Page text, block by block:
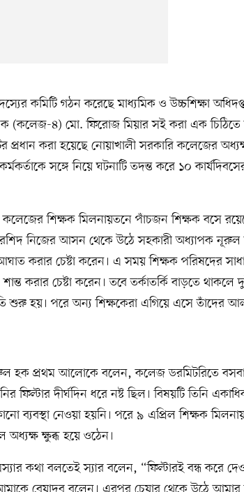
কমিটি গঠন করেছে মাধ্যমিক ও উচ্চশিক্ষা
(কলেজ-৪) মো. ফিরোজ মিয়ার সই করা এক চিঠিতে
প্রধান করা হয়েছে নোয়াখালী সরকারি কলেজের
সঙ্গে নিয়ে ঘটনাটি তদন্ত করে ১০
কলেজের শিক্ষক মিলনায়তনে পাঁচজন শিক্ষক বসে
রশিদ নিজের আসন থেকে উঠে সহকারী অধ্যাপক
করার চেষ্টা করেন। এ সময় শিক্ষক পরিষদের
করার চেষ্টা করেন। তবে তর্কাতর্কি বাড়তে থাকলে
শুরু হয়। পরে অন্য শিক্ষকেরা এগিয়ে এসে তাঁদের
হক প্রথম আলোকে বলেন, কলেজ ডরমিটরিতে
ফিল্টার দীর্ঘদিন ধরে নষ্ট ছিল। বিষয়টি তিনি
ব্যবস্থা নেওয়া হয়নি। পরে ৯ এপ্রিল শিক্ষক
অধ্যক্ষ ক্ষুব্ধ হয়ে ওঠেন।
কথা বলতেই স্যার বলেন, “ফিল্টারই বন্ধ করে